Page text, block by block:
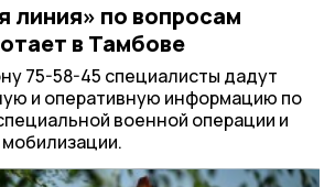
линия» по вопросам
в Тамбове
75-58-45 специалисты дадут
и оперативную информацию по
военной операции и